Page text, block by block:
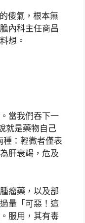
傻氣，根本無
內科主任商昌
想。
當我們吞下一
就是藥物自己
種：輕微者僅表
肝衰竭，危及
瘤藥，以及部
過量「可惡！這
服用，其有毒